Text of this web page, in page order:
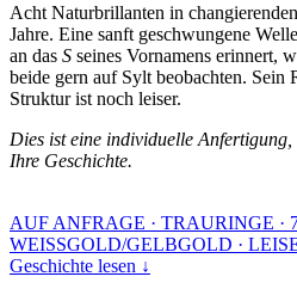
Acht Naturbrillanten in
Jahre. Eine sanft geschwungene
an das S seines Vornamens erinnert,
beide gern auf Sylt beobachten. Sein
Struktur ist noch leiser.
Dies ist eine individuelle
Ihre Geschichte.
AUF ANFRAGE · TRAURINGE ·
WEISSGOLD/GELBGOLD ·
Geschichte lesen ↓